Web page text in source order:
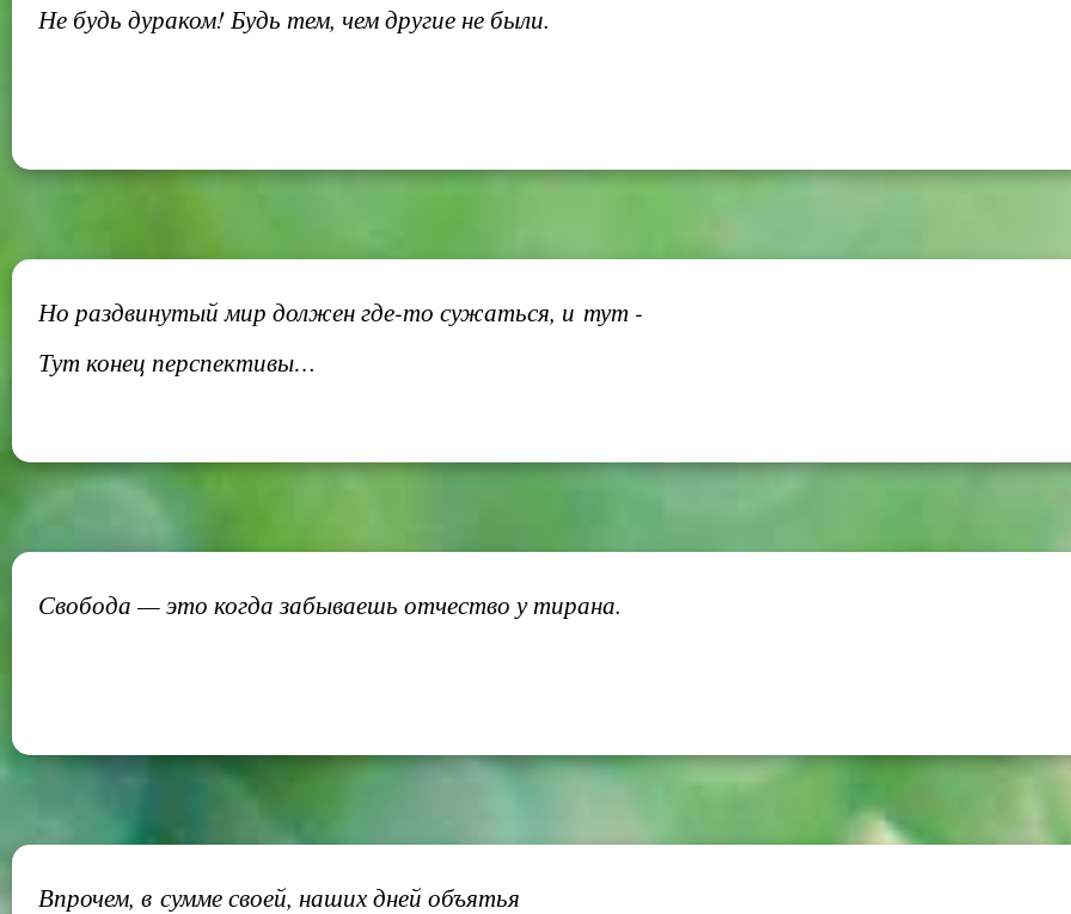
Не будь дураком! Будь тем, чем другие не были.
Но раздвинутый мир должен где-то сужаться, и тут -
Тут конец перспективы…
Свобода — это когда забываешь отчество у тирана.
Впрочем, в сумме своей, наших дней объятья